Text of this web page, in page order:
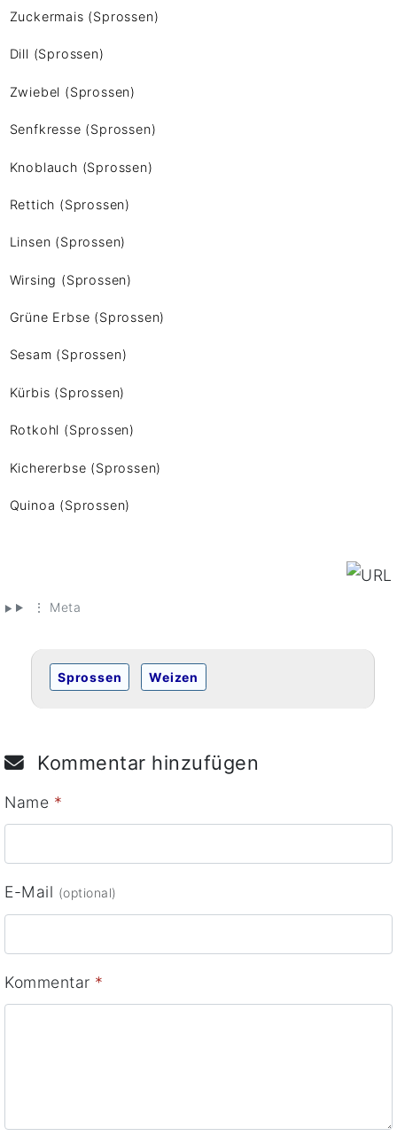
Zuckermais (Sprossen)
Dill (Sprossen)
Zwiebel (Sprossen)
Senfkresse (Sprossen)
Knoblauch (Sprossen)
Rettich (Sprossen)
Linsen (Sprossen)
Wirsing (Sprossen)
Grüne Erbse (Sprossen)
Sesam (Sprossen)
Kürbis (Sprossen)
Rotkohl (Sprossen)
Kichererbse (Sprossen)
Quinoa (Sprossen)
⋮ Meta
Sprossen Weizen
Kommentar hinzufügen
Name *
E-Mail (optional)
Kommentar *